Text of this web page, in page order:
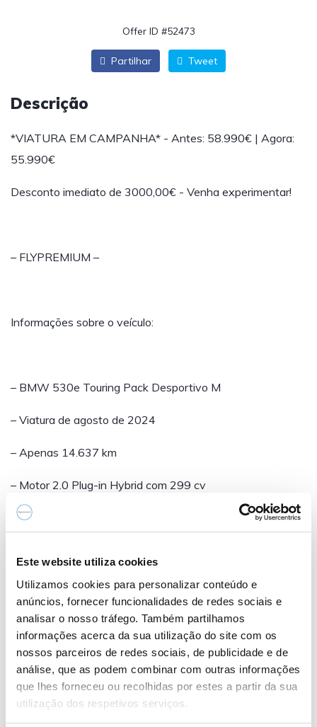
Este website utiliza cookies
Utilizamos cookies para personalizar conteúdo e
anúncios, fornecer funcionalidades de redes sociais e
analisar o nosso tráfego. Também partilhamos
informações acerca da sua utilização do site com os
nossos parceiros de redes sociais, de publicidade e de
análise, que as podem combinar com outras informações
que lhes forneceu ou recolhidas por estes a partir da sua
utilização dos respetivos serviços.
Offer ID #52473
Partilhar Tweet
Descrição
*VIATURA EM CAMPANHA* - Antes: 58.990€ | Agora:
55.990€
Desconto imediato de 3000,00€ - Venha experimentar!
– FLYPREMIUM –
Informações sobre o veículo:
– BMW 530e Touring Pack Desportivo M
– Viatura de agosto de 2024
– Apenas 14.637 km
– Motor 2.0 Plug-in Hybrid com 299 cv
– Caixa automática de 8 velocidades
– IVA Dedutível
Equipamento a destacar:
– Jantes de liga leve 19"– Ar condicionado automático–